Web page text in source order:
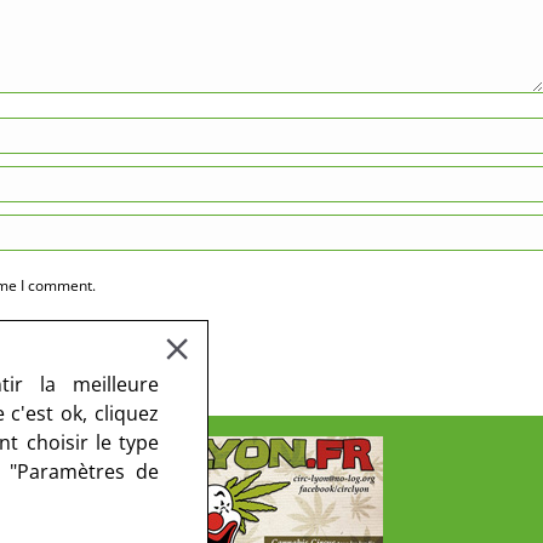
I comment.
la meilleure
c'est ok, cliquez
choisir le type
de